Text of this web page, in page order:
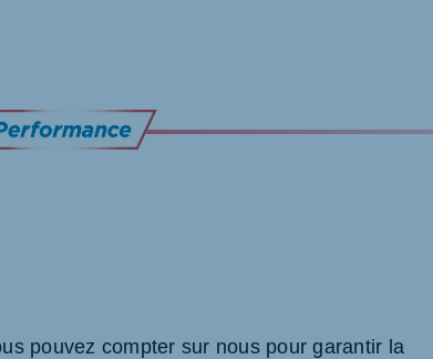
pouvez compter sur nous pour garantir la